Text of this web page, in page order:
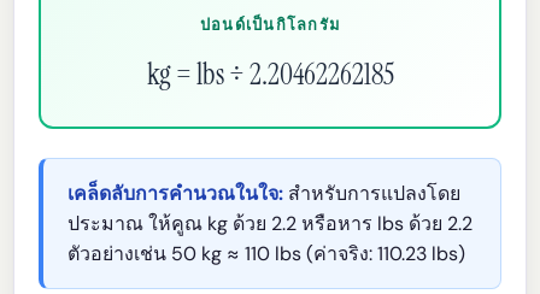
ปอนด์เป็นกิโลกรัม
kg = lbs ÷ 2.20462262185
เคล็ดลับการคำนวณในใจ: สำหรับการแปลงโดย
ประมาณ ให้คูณ kg ด้วย 2.2 หรือหาร lbs ด้วย 2.2
ตัวอย่างเช่น 50 kg ≈ 110 lbs (ค่าจริง: 110.23 lbs)